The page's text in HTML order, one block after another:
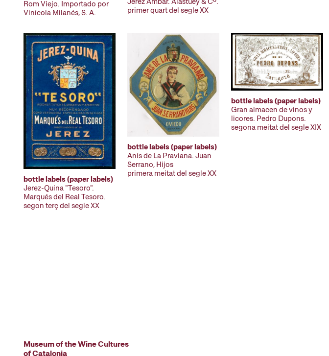
Rom Viejo. Importado por
Vinícola Milanés, S. A.
primer quart del segle XX
bottle labels (paper labels)
Jerez-Quina "Tesoro".
Marqués del Real Tesoro.
segon terç del segle XX
bottle labels (paper labels)
Anís de La Praviana. Juan
Serrano, Hijos
primera meitat del segle XX
bottle labels (paper labels)
Gran almacen de vinos y
licores. Pedro Dupons.
segona meitat del segle XIX
Museum of the Wine Cultures
of Catalonia